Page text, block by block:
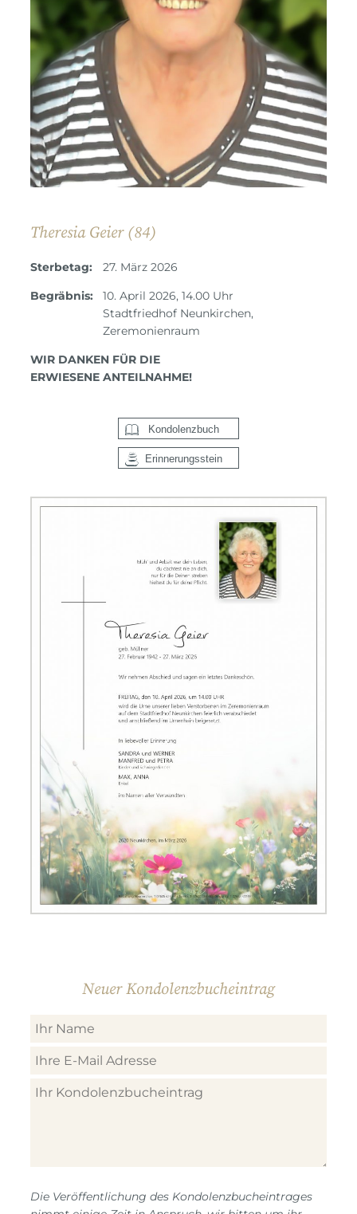
Theresia Geier (84)
Sterbetag:
27. März 2026
Begräbnis:
10. April 2026, 14.00 Uhr
Stadtfriedhof Neunkirchen,
Zeremonienraum
WIR DANKEN FÜR DIE
ERWIESENE ANTEILNAHME!
Kondolenzbuch
Erinnerungsstein
Neuer Kondolenzbucheintrag
Die Veröffentlichung des Kondolenzbucheintrages